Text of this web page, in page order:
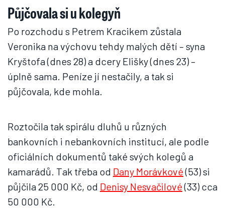
Půjčovala si u kolegyň
Po rozchodu s Petrem Kracikem zůstala
Veronika na výchovu tehdy malých dětí – syna
Kryštofa (dnes 28) a dcery Elišky (dnes 23) –
úplně sama. Peníze jí nestačily, a tak si
půjčovala, kde mohla.
Roztočila tak spirálu dluhů u různých
bankovních i nebankovních institucí, ale podle
oficiálních dokumentů také svých kolegů a
kamarádů. Tak třeba od Dany Morávkové(53) si
půjčila 25 000 Kč, od Denisy Nesvačilové(33) cca
50 000 Kč.